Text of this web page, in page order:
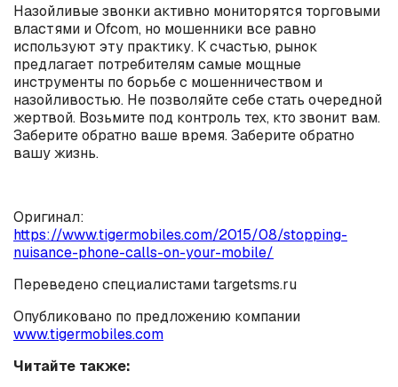
Назойливые звонки активно мониторятся торговыми
властями и Ofcom, но мошенники все равно
используют эту практику. К счастью, рынок
предлагает потребителям самые мощные
инструменты по борьбе с мошенничеством и
назойливостью. Не позволяйте себе стать очередной
жертвой. Возьмите под контроль тех, кто звонит вам.
Заберите обратно ваше время. Заберите обратно
вашу жизнь.
Оригинал:
https://www.tigermobiles.com/2015/08/stopping-
nuisance-phone-calls-on-your-mobile/
Переведено специалистами targetsms.ru
Опубликовано по предложению компании
www.tigermobiles.com
Читайте также: